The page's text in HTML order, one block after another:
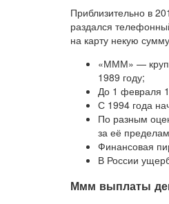
Приблизительно в
раздался
на карту некую
«МММ» —
1989 году;
До 1 февраля
С 1994 года
По разным
за её
Финансовая
В России
Ммм выплаты